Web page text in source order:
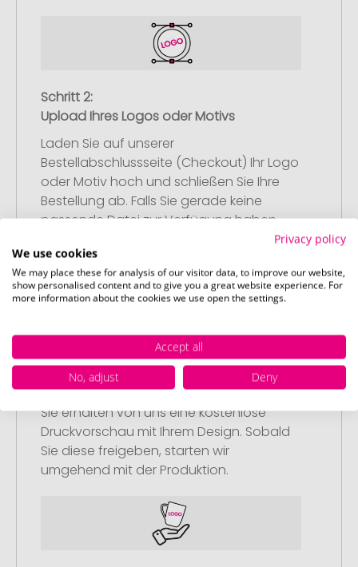
Schritt 2:
Upload Ihres Logos oder Motivs
Laden Sie auf unserer
Bestellabschlussseite (Checkout) Ihr Logo
oder Motiv hoch und schließen Sie Ihre
Bestellung ab. Falls Sie gerade keine
passende Datei zur Verfügung haben,
nachliefern.
Schritt 3:
Artikelvorschau und Freigabe
Sie erhalten von uns eine kostenlose
Druckvorschau mit Ihrem Design. Sobald
Sie diese freigeben, starten wir
umgehend mit der Produktion.
Privacy policy
We use cookies
We may place these for analysis of our visitor data, to improve our website,
show personalised content and to give you a great website experience. For
more information about the cookies we use open the settings.
Accept all
No, adjust
Deny